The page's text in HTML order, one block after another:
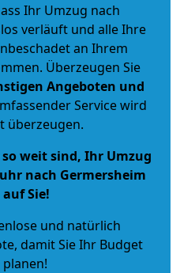
Ihr Umzug nach
verläuft und alle Ihre
an Ihrem
Überzeugen Sie
Angeboten und
Service wird
überzeugen.
weit sind, Ihr Umzug
nach Germersheim
Sie!
und natürlich
, damit Sie Ihr Budget